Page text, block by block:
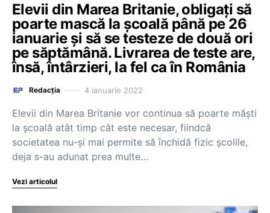
Elevii din Marea Britanie, obligați să
poarte mască la școală până pe 26
ianuarie și să se testeze de două ori
pe săptămână. Livrarea de teste are,
însă, întârzieri, la fel ca în România
Redacția 4 ianuarie 2022
Elevii din Marea Britanie vor continua să poarte măști
la școală atât timp cât este necesar, fiindcă
societatea nu-și mai permite să închidă fizic școlile,
deja s-au adunat prea multe…
Vezi articolul